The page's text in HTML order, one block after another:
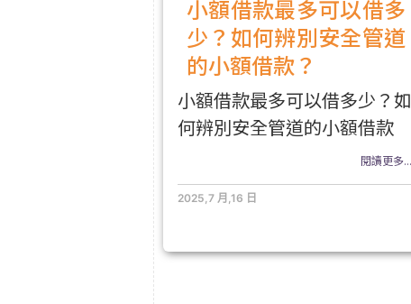
小額借款最多可以借多
少？如何辨別安全管道
的小額借款？
小額借款最多可以借多少？如
何辨別安全管道的小額借款
閱讀更多...
2025,7 月,16 日